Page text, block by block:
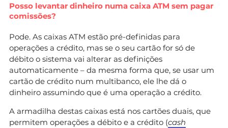
Posso levantar dinheiro numa caixa ATM sem pagar
comissões?
Pode. As caixas ATM estão pré-definidas para
operações a crédito, mas se o seu cartão for só de
débito o sistema vai alterar as definições
automaticamente – da mesma forma que, se usar um
cartão de crédito num multibanco, ele lhe dá o
dinheiro assumindo que é uma operação a crédito.
A armadilha destas caixas está nos cartões duais, que
permitem operações a débito e a crédito (cash